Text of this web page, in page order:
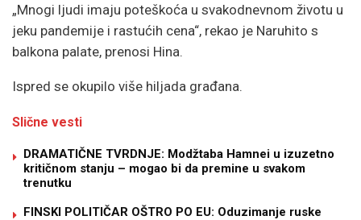
„Mnogi ljudi imaju poteškoća u svakodnevnom životu u
jeku pandemije i rastućih cena“, rekao je Naruhito s
balkona palate, prenosi Hina.
Ispred se okupilo više hiljada građana.
Slične vesti
DRAMATIČNE TVRDNJE: Modžtaba Hamnei u izuzetno
kritičnom stanju – mogao bi da premine u svakom
trenutku
FINSKI POLITIČAR OŠTRO PO EU: Oduzimanje ruske